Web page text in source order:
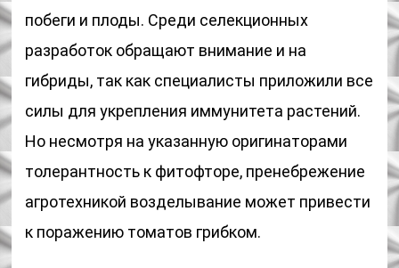
побеги и плоды. Среди селекционных
разработок обращают внимание и на
гибриды, так как специалисты приложили все
силы для укрепления иммунитета растений.
Но несмотря на указанную оригинаторами
толерантность к фитофторе, пренебрежение
агротехникой возделывание может привести
к поражению томатов грибком.